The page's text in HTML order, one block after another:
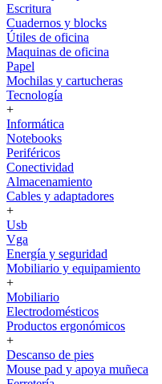
Escritura
Cuadernos y blocks
Útiles de oficina
Maquinas de oficina
Papel
Mochilas y cartucheras
Tecnología
+
Informática
Notebooks
Periféricos
Conectividad
Almacenamiento
Cables y adaptadores
+
Usb
Vga
Energía y seguridad
Mobiliario y equipamiento
+
Mobiliario
Electrodomésticos
Productos ergonómicos
+
Descanso de pies
Mouse pad y apoya muñeca